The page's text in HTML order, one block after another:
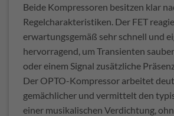
Beide Kompressoren besitzen klar
Regelcharakteristiken. Der FET
erwartungsgemäß sehr schnell und
hervorragend, um Transienten
oder einem Signal zusätzliche
Der OPTO-Kompressor arbeitet
gemächlicher und vermittelt den
einer musikalischen Verdichtung,